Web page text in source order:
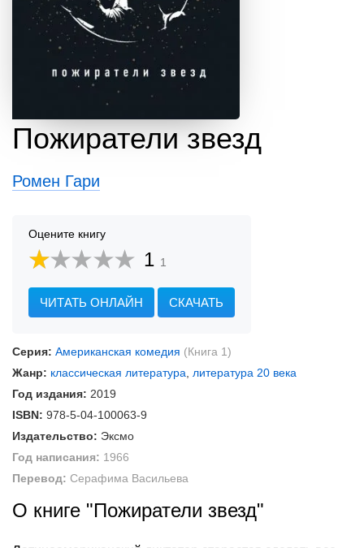
Пожиратели звезд
Ромен Гари
Оцените книгу
1 1
ЧИТАТЬ ОНЛАЙН СКАЧАТЬ
Серия: Американская комедия (Книга 1)
Жанр: классическая литература
литература 20 века
Год издания: 2019
ISBN: 978-5-04-100063-9
Издательство: Эксмо
Год написания: 1966
Перевод: Серафима Васильева
О книге "Пожиратели звезд"